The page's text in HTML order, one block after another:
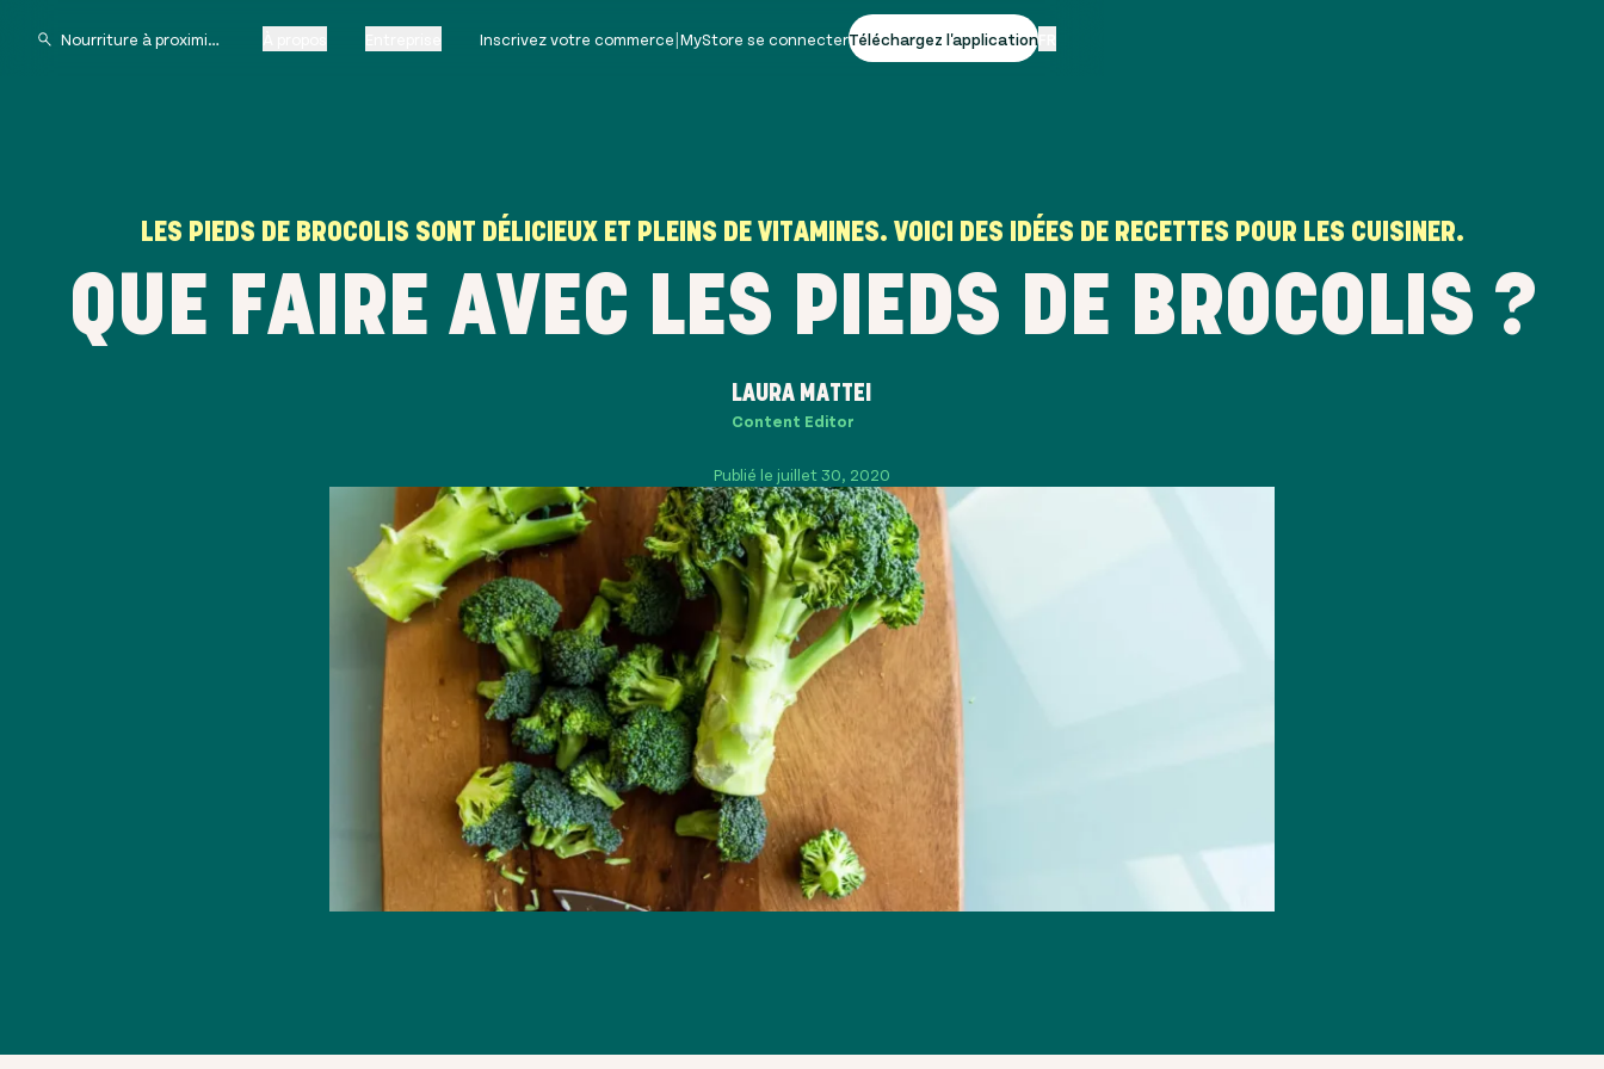
Inscrivez votre commerce|MyStore se connecterTéléchargez l'application
LES PIEDS DE BROCOLIS SONT DÉLICIEUX ET PLEINS DE VITAMINES. VOICI DES IDÉES DE RECETTES POUR LES CUISINER.
QUE FAIRE AVEC LES PIEDS DE BROCOLIS ?
LAURA MATTEI
Content Editor
Publié le juillet 30, 2020